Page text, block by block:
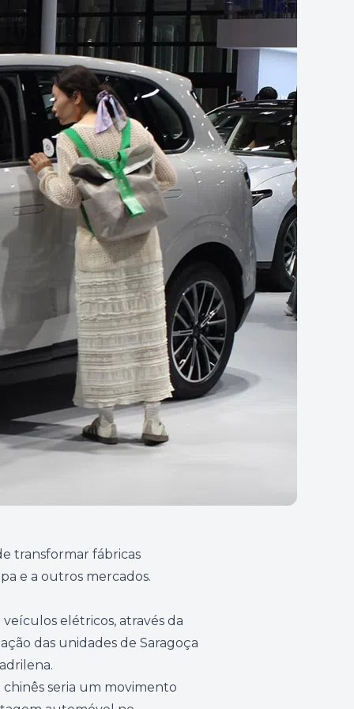
transformar fábricas
e a outros mercados.
elétricos, através da
das unidades de Saragoça
seria um movimento